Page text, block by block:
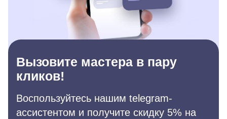
Вызовите мастера в пару
кликов!
Воспользуйтесь нашим telegram-
ассистентом и получите скидку 5% на